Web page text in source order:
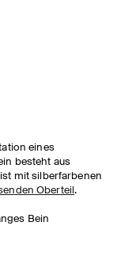
eines
besteht aus
mit silberfarbenen
Oberteil.
Bein